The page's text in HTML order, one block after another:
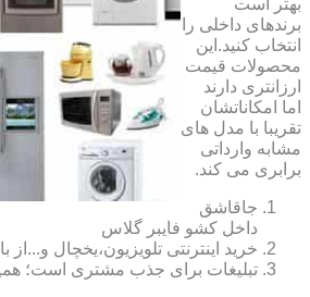
بهتر است
برندهای داخلی را
انتخاب کنید.این
محصولات قیمت
ارزانتری دارند
اما امکاناتشان
تقریبا با مدل های
مشابه وارداتی
برابری می کند.
جاقاشق
داخل کشو فایبر گلاس
خرید اینترنتی تلویزیون،یخچال و...از
تبلیغات برای جذب مشتری است؛